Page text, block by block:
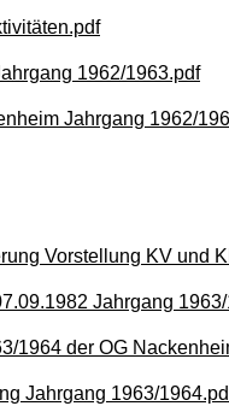
1962/1963.pdf
Jahrgang 1962/
Vorstellung KV und
Jahrgang
1964 der OG
Jahrgang 1963/